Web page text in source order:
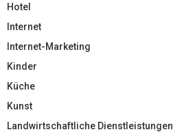
Hotel
Internet
Internet-Marketing
Kinder
Küche
Kunst
Landwirtschaftliche Dienstleistungen